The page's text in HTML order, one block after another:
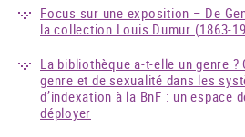
Focus sur une exposition – De
la collection Louis Dumur (1863-
La bibliothèque a-t-elle un genre ?
genre et de sexualité dans les
d’indexation à la BnF : un espace
déployer